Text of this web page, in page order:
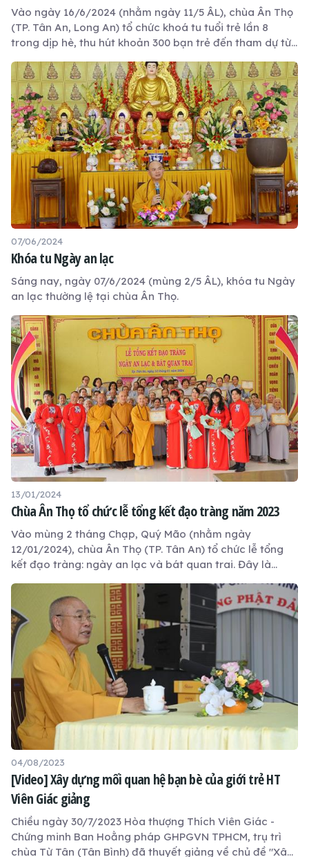
Vào ngày 16/6/2024 (nhằm ngày 11/5 ÂL), chùa Ân Thọ
(TP. Tân An, Long An) tổ chức khoá tu tuổi trẻ lần 8
trong dịp hè, thu hút khoản 300 bạn trẻ đến tham dự từ
07/06/2024
Khóa tu Ngày an lạc
Sáng nay, ngày 07/6/2024 (mùng 2/5 ÂL), khóa tu Ngày
an lạc thường lệ tại chùa Ân Thọ.
13/01/2024
Chùa Ân Thọ tổ chức lễ tổng kết đạo tràng năm 2023
Vào mùng 2 tháng Chạp, Quý Mão (nhằm ngày
12/01/2024), chùa Ân Thọ (TP. Tân An) tổ chức lễ tổng
kết đạo tràng: ngày an lạc và bát quan trai. Đây là
04/08/2023
[Video] Xây dựng mối quan hệ bạn bè của giới trẻ HT
Viên Giác giảng
Chiều ngày 30/7/2023 Hòa thượng Thích Viên Giác -
Chứng minh Ban Hoằng pháp GHPGVN TPHCM, trụ trì
chùa Từ Tân (Tân Bình) đã thuyết giảng về chủ đề "Xây